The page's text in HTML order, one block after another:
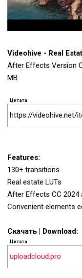
Videohive - Real
After Effects Version
MB
Цитата
https://videohive.net/
Features:
130+ transitions
Real estate LUTs
After Effects CC 2024
Convenient elements
Скачать | Download:
Цитата
uploadcloud.pro